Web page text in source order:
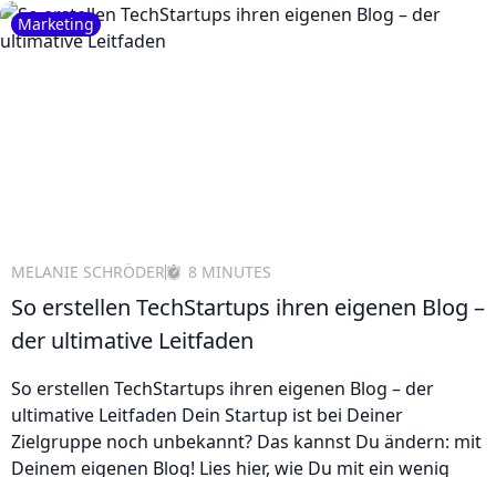
Marketing
MELANIE SCHRÖDER 8 MINUTES
So erstellen TechStartups ihren eigenen Blog –
der ultimative Leitfaden
So erstellen TechStartups ihren eigenen Blog – der
ultimative Leitfaden Dein Startup ist bei Deiner
Zielgruppe noch unbekannt? Das kannst Du ändern: mit
Deinem eigenen Blog! Lies hier, wie Du mit ein wenig